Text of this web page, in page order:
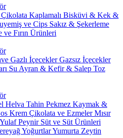
Kaplamalı Bisküvi & Kek &
ve Cips Sakız & Şekerleme
ve Fırın Ürünleri
Gazlı İçeceklerGazsız İçecekler
Su Ayran & Kefir & Salep Toz
Helva Tahin Pekmez Kaymak &
Krem Çikolata ve EzmelerMısır
Peynir Süt ve Süt Ürünleri
YoğurtlarYumurta Zeytin